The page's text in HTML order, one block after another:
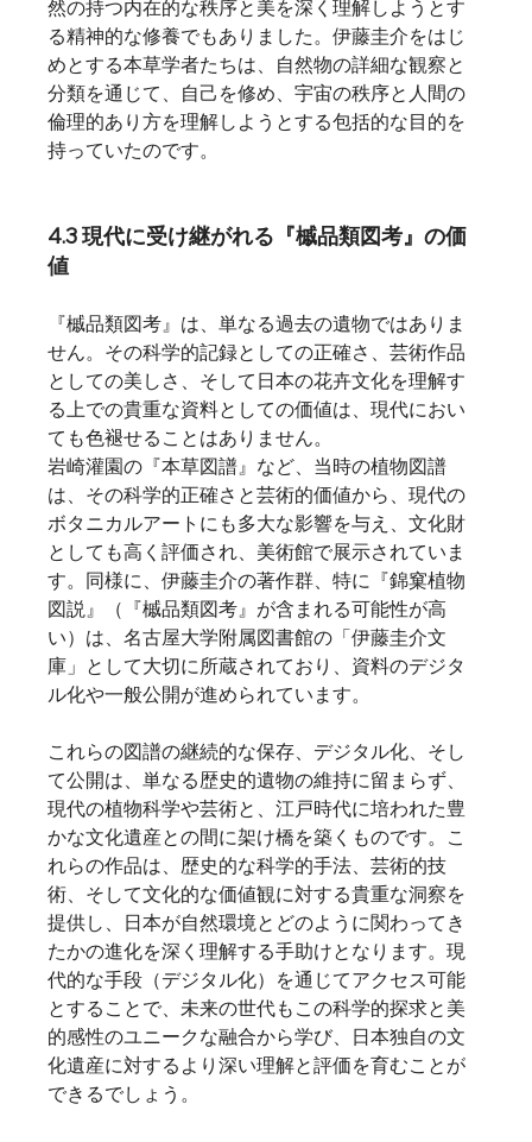
然の持つ内在的な秩序と美を深く理解しようとす
る精神的な修養でもありました。伊藤圭介をはじ
めとする本草学者たちは、自然物の詳細な観察と
分類を通じて、自己を修め、宇宙の秩序と人間の
倫理的あり方を理解しようとする包括的な目的を
持っていたのです。
4.3 現代に受け継がれる『槭品類図考』の価
値
『槭品類図考』は、単なる過去の遺物ではありま
せん。その科学的記録としての正確さ、芸術作品
としての美しさ、そして日本の花卉文化を理解す
る上での貴重な資料としての価値は、現代におい
ても色褪せることはありません。
岩崎灌園の『本草図譜』など、当時の植物図譜
は、その科学的正確さと芸術的価値から、現代の
ボタニカルアートにも多大な影響を与え、文化財
としても高く評価され、美術館で展示されていま
す。同様に、伊藤圭介の著作群、特に『錦窠植物
図説』（『槭品類図考』が含まれる可能性が高
い）は、名古屋大学附属図書館の「伊藤圭介文
庫」として大切に所蔵されており、資料のデジタ
ル化や一般公開が進められています。
これらの図譜の継続的な保存、デジタル化、そし
て公開は、単なる歴史的遺物の維持に留まらず、
現代の植物科学や芸術と、江戸時代に培われた豊
かな文化遺産との間に架け橋を築くものです。こ
れらの作品は、歴史的な科学的手法、芸術的技
術、そして文化的な価値観に対する貴重な洞察を
提供し、日本が自然環境とどのように関わってき
たかの進化を深く理解する手助けとなります。現
代的な手段（デジタル化）を通じてアクセス可能
とすることで、未来の世代もこの科学的探求と美
的感性のユニークな融合から学び、日本独自の文
化遺産に対するより深い理解と評価を育むことが
できるでしょう。